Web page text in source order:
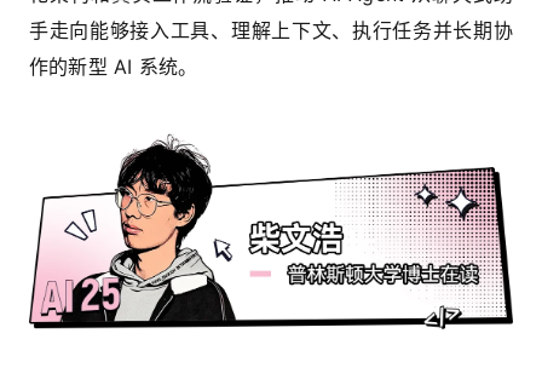
手走向能够接入工具、理解上下文、执行任务并长期协
作的新型 AI 系统。